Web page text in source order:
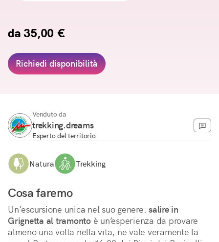
Venduto da
trekking.dreams
Esperto del territorio
Natura Trekking
Cosa faremo
Un'escursione unica nel suo genere: salire in
Grignetta al tramonto è un’esperienza da provare
almeno una volta nella vita, ne vale veramente la
da 35,00 €
Richiedi disponibilità